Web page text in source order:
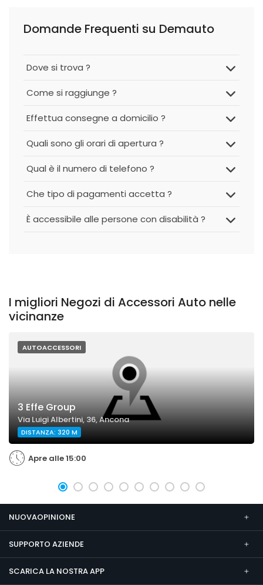
Domande Frequenti su Demauto
Dove si trova ?
Come si raggiunge ?
Effettua consegne a domicilio ?
Quali sono gli orari di apertura ?
Qual è il numero di telefono ?
Che tipo di pagamenti accetta ?
È accessibile alle persone con disabilità ?
I migliori Negozi di Accessori Auto nelle
vicinanze
AUTOACCESSORI
3 Effe Group
Via Luigi Albertini, 36, Ancona
DISTANZA: 320 M
Apre alle 15:00
NUOVAOPINIONE
SUPPORTO AZIENDE
SCARICA LA NOSTRA APP